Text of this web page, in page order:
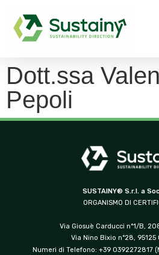
Dott.ssa
Pepoli
SUSTAINY® S.r.l. a
ORGANISMO DI
Via Giosuè Carducci n°1/B,
Via Nino Bixio n°28, 95125
Numeri di Telefono: +39 0392272817